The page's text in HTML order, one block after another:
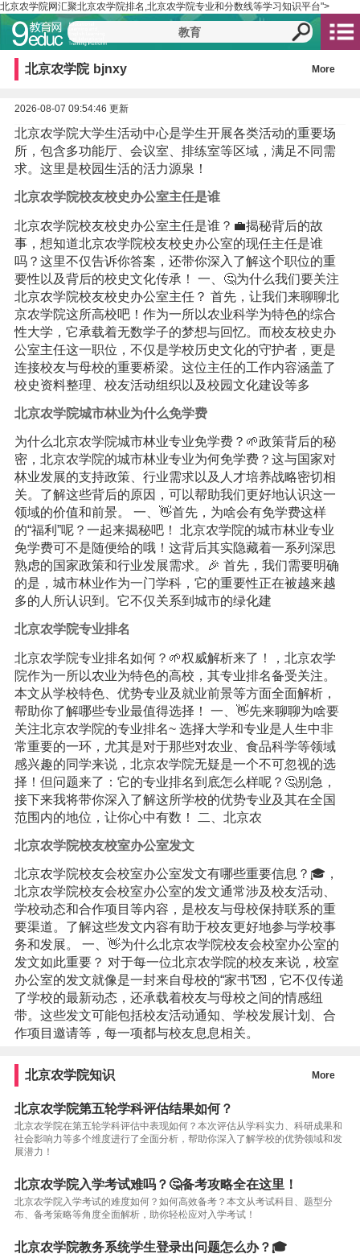
北京农学院网汇聚北京农学院排名,北京农学院专业和分数线等学习知识平台">
北京农学院 bjnxy More
2026-08-07 09:54:46 更新
北京农学院大学生活动中心是学生开展各类活动的重要场
所，包含多功能厅、会议室、排练室等区域，满足不同需
求。这里是校园生活的活力源泉！
北京农学院校友校史办公室主任是谁
北京农学院校友校史办公室主任是谁？💼揭秘背后的故
事，想知道北京农学院校友校史办公室的现任主任是谁
吗？这里不仅告诉你答案，还带你深入了解这个职位的重
要性以及背后的校史文化传承！ 一、🤔为什么我们要关注
北京农学院校友校史办公室主任？ 首先，让我们来聊聊北
京农学院这所高校吧！作为一所以农业科学为特色的综合
性大学，它承载着无数学子的梦想与回忆。而校友校史办
公室主任这一职位，不仅是学校历史文化的守护者，更是
连接校友与母校的重要桥梁。这位主任的工作内容涵盖了
校史资料整理、校友活动组织以及校园文化建设等多
北京农学院城市林业为什么免学费
为什么北京农学院城市林业专业免学费？🌱政策背后的秘
密，北京农学院的城市林业专业为何免学费？这与国家对
林业发展的支持政策、行业需求以及人才培养战略密切相
关。了解这些背后的原因，可以帮助我们更好地认识这一
领域的价值和前景。 一、👋首先，为啥会有免学费这样
的“福利”呢？一起来揭秘吧！ 北京农学院的城市林业专业
免学费可不是随便给的哦！这背后其实隐藏着一系列深思
熟虑的国家政策和行业发展需求。🎉 首先，我们需要明确
的是，城市林业作为一门学科，它的重要性正在被越来越
多的人所认识到。它不仅关系到城市的绿化建
北京农学院专业排名
北京农学院专业排名如何？🌱权威解析来了！，北京农学
院作为一所以农业为特色的高校，其专业排名备受关注。
本文从学校特色、优势专业及就业前景等方面全面解析，
帮助你了解哪些专业最值得选择！ 一、👋先来聊聊为啥要
关注北京农学院的专业排名~ 选择大学和专业是人生中非
常重要的一环，尤其是对于那些对农业、食品科学等领域
感兴趣的同学来说，北京农学院无疑是一个不可忽视的选
择！但问题来了：它的专业排名到底怎么样呢？🤔别急，
接下来我将带你深入了解这所学校的优势专业及其在全国
范围内的地位，让你心中有数！ 二、北京农
北京农学院校友校室办公室发文
北京农学院校友会校室办公室发文有哪些重要信息？🎓，
北京农学院校友会校室办公室的发文通常涉及校友活动、
学校动态和合作项目等内容，是校友与母校保持联系的重
要渠道。了解这些发文内容有助于校友更好地参与学校事
务和发展。 一、👋为什么北京农学院校友会校室办公室的
发文如此重要？ 对于每一位北京农学院的校友来说，校室
办公室的发文就像是一封来自母校的“家书”💌，它不仅传递
了学校的最新动态，还承载着校友与母校之间的情感纽
带。这些发文可能包括校友活动通知、学校发展计划、合
作项目邀请等，每一项都与校友息息相关。
北京农学院知识 More
北京农学院第五轮学科评估结果如何？
北京农学院在第五轮学科评估中表现如何？本次评估从学科实力、科研成果和
社会影响力等多个维度进行了全面分析，帮助你深入了解学校的优势领域和发
展潜力！
北京农学院入学考试难吗？🤔备考攻略全在这里！
北京农学院入学考试的难度如何？如何高效备考？本文从考试科目、题型分
布、备考策略等角度全面解析，助你轻松应对入学考试！
北京农学院教务系统学生登录出问题怎么办？🎓